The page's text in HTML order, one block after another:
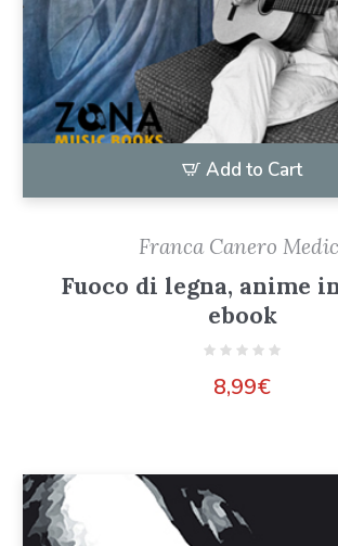
Add to Cart
Franca Canero
Fuoco di legna, anime
ebook
8,99€